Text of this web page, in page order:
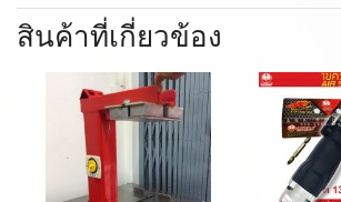
สินค้าที่เกี่ยวข้อง